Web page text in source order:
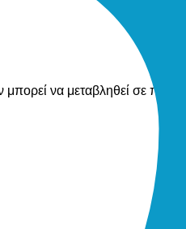
να μεταβληθεί σε